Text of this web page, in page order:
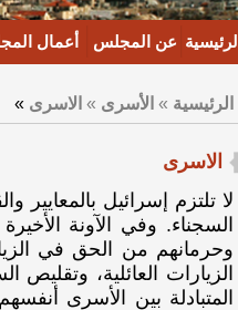
الرئيسية عن المجلس أعمال
الرئيسية » الأسرى » الاسرى »
الاسرى
لا تلتزم إسرائيل بالمعايير
السجناء. وفي الآونة
وحرمانهم من الحق في
الزيارات العائلية،
المتبادلة بين الأسرى